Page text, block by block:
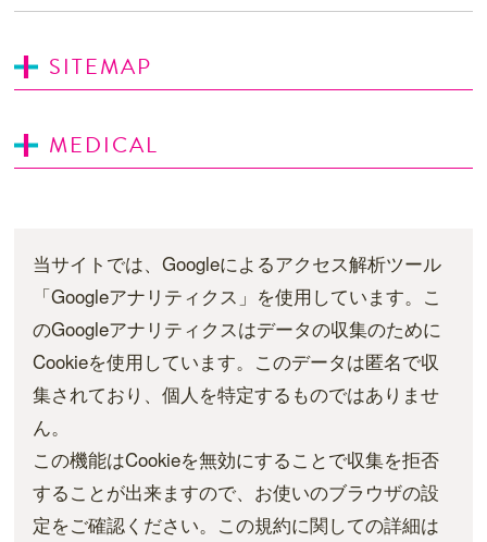
SITEMAP
MEDICAL
当サイトでは、Googleによるアクセス解析ツール
「Googleアナリティクス」を使用しています。こ
のGoogleアナリティクスはデータの収集のために
Cookieを使用しています。このデータは匿名で収
集されており、個人を特定するものではありませ
ん。
この機能はCookieを無効にすることで収集を拒否
することが出来ますので、お使いのブラウザの設
定をご確認ください。この規約に関しての詳細は